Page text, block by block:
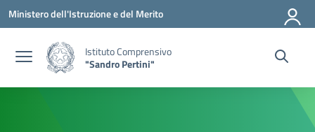
Vai ai contenuti
Vai al menu di navigazione
Vai al footer
Ministero dell'Istruzione e del Merito
Istituto Comprensivo
"Sandro Pertini"